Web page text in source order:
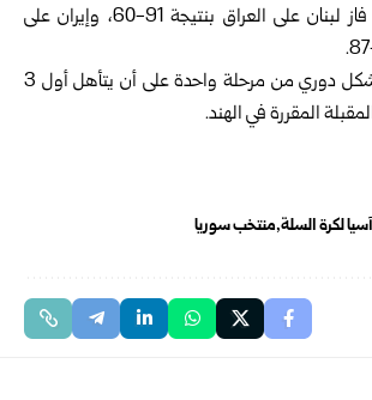
وفي بقية المباريات فاز لبنان على العراق بنتيجة 91-60، وإيران على
وتقام البطولة على شكل دوري من مرحلة واحدة على أن يتأهل أول 3
المقررة في الهند.
لكرة السلة منتخب سوريا